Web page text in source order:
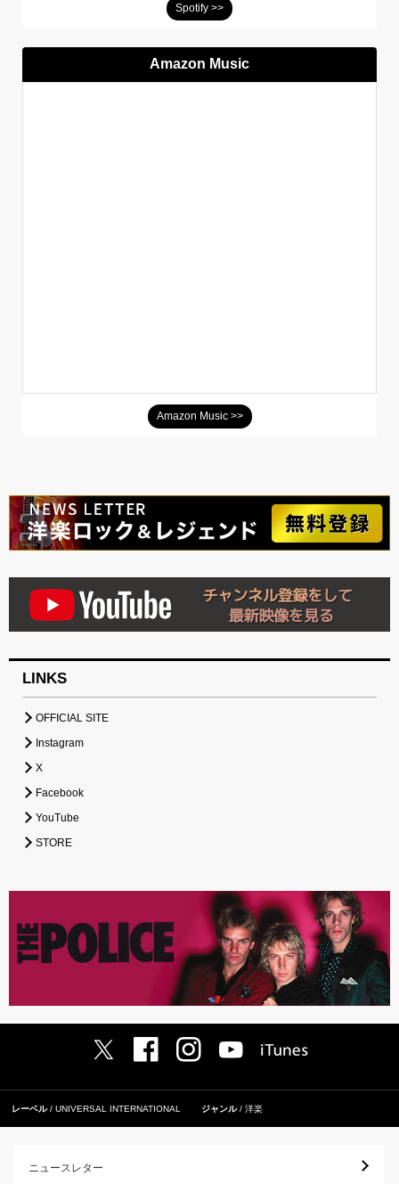
Spotify >>
Amazon Music
Amazon Music >>
LINKS
OFFICIAL SITE
Instagram
X
Facebook
YouTube
STORE
レーベル UNIVERSAL INTERNATIONAL ジャンル 洋楽
ニュースレター